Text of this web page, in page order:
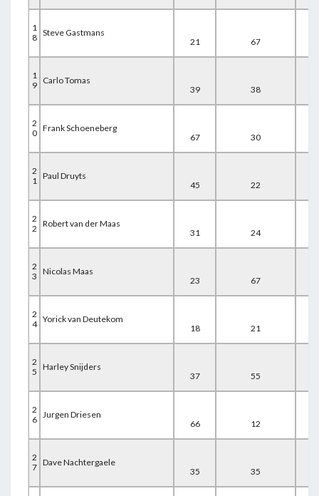
1
8 Steve Gastmans
21
67
1
9
Carlo Tomas
39
38
2
0 Frank Schoeneberg
67
30
2
1 Paul Druyts
45
22
2
2
Robert van der Maas
31
24
2
3
Nicolas Maas
23
67
2
4 Yorick van Deutekom
18
21
2
5
Harley Snijders
37
55
2
6 Jurgen Driesen
66
12
2
7 Dave Nachtergaele
35
35